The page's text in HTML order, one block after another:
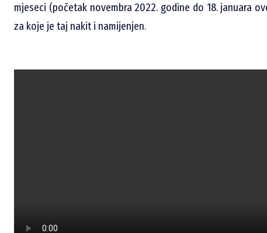
mjeseci (početak novembra 2022. godine do 18. januara
za koje je taj nakit i namijenjen.